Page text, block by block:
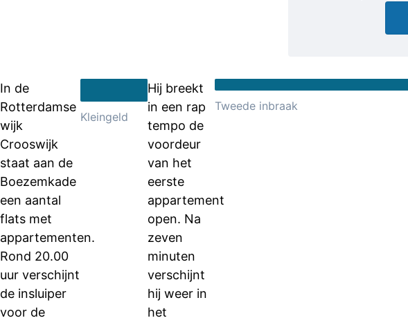
In de
Rotterdamse
wijk
Crooswijk
staat aan de
Boezemkade
een aantal
flats met
appartementen.
Rond 20.00
uur verschijnt
de insluiper
voor de
Kleingeld
Hij breekt
in een rap
tempo de
voordeur
van het
eerste
appartement
open. Na
zeven
minuten
verschijnt
hij weer in
het
Tweede inbraak